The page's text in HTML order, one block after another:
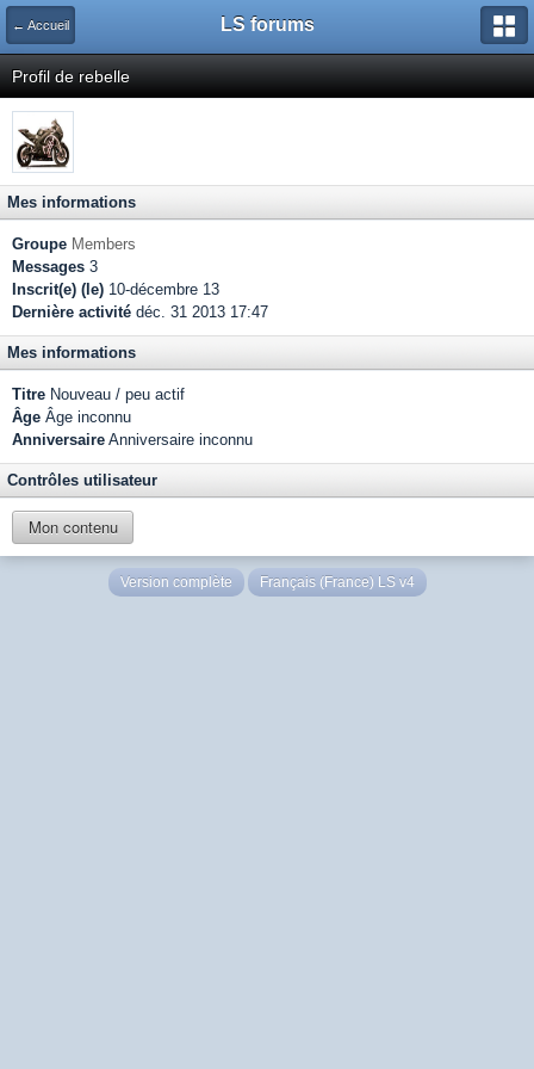
← Accueil LS forums
Profil de rebelle
Mes informations
Groupe Members
Messages 3
Inscrit(e) (le) 10-décembre 13
Dernière activité déc. 31 2013 17:47
Mes informations
Titre Nouveau / peu actif
Âge Âge inconnu
Anniversaire Anniversaire inconnu
Contrôles utilisateur
Mon contenu
Version complète Français (France) LS v4